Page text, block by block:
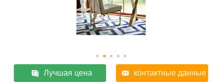
Лучшая цена контактные данные